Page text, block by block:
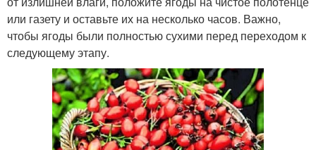
или газету и оставьте их на несколько часов. Важно,
чтобы ягоды были полностью сухими перед переходом к
следующему этапу.